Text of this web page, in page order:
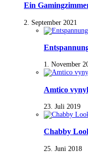
Ein
2. September 2021
1. November
Amtico
23. Juli 2019
Chabby
25. Juni 2018